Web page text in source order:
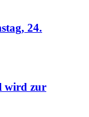
24.
wird zur